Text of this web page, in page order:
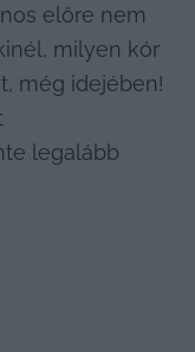
előre nem
milyen kór
még idejében!
legalább